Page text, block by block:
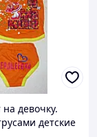
девочку.
детские